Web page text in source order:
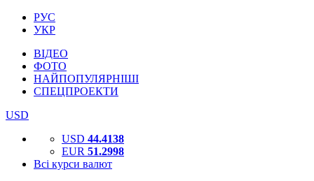
РУС
УКР
ВІДЕО
ФОТО
НАЙПОПУЛЯРНІШІ
СПЕЦПРОЕКТИ
USD
USD 44.4138
EUR 51.2998
Всі курси валют